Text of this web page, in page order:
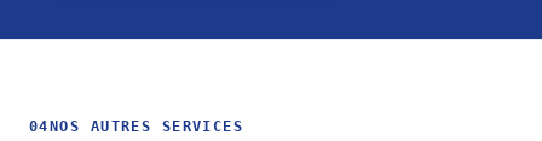
04 NOS AUTRES SERVICES